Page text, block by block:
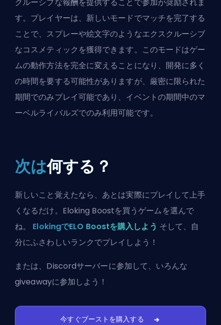
クルーシブな報酬を提供することで参加が奨励されま
す。プレイヤーは、新しいモードでマッチを完了する
ことで、スプレーや絵文字のようなエクスクルーシブ
なコスメティックを獲得できます。このモードはゲー
ムの動作方法を完全に変えることになり、開発に多く
の時間を要する可能性がありますが、厳密に限られた
期間でのみプレイ可能であり、イベントの期間中のマ
ーベルライバルズでのみ利用可能です。
次は何する？
新しいこと覚えたなら、あとは実際にプレイして上手
くなるだけ。Eloking Boostを買うゲームを選んで
ね。 ElokingでELO Boostを購入しよう そして、自
分にふさわしいランクでプレイしよう！
または、 Discordサーバーに参加して、いろんな
giveawayに参加しよう！
今すぐブーストを購入する